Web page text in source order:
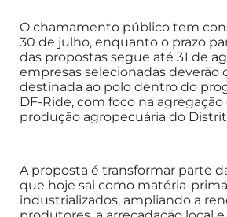
O chamamento público tem
30 de julho, enquanto o prazo
das propostas segue até 31 de
empresas selecionadas deverão
destinada ao polo dentro do
DF-Ride, com foco na agregação
produção agropecuária do
A proposta é transformar parte
que hoje sai como matéria-
industrializados, ampliando a